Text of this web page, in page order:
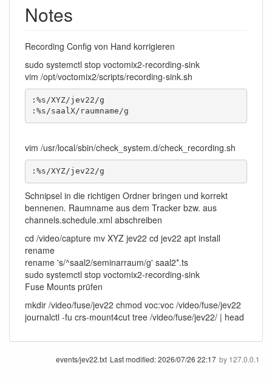
Notes
Recording Config von Hand korrigieren
sudo systemctl stop voctomix2-recording-sink
vim /opt/voctomix2/scripts/recording-sink.sh
:%s/XYZ/jev22/g
:%s/saalX/raumname/g
vim /usr/local/sbin/check_system.d/check_recording.sh
:%s/XYZ/jev22/g
Schnipsel in die richtigen Ordner bringen und korrekt
bennenen. Raumname aus dem Tracker bzw. aus
channels.schedule.xml abschreiben
cd /video/capture mv XYZ jev22 cd jev22 apt install
rename
rename 's/^saal2/seminarraum/g' saal2*.ts
sudo systemctl stop voctomix2-recording-sink
Fuse Mounts prüfen
mkdir /video/fuse/jev22 chmod voc:voc /video/fuse/jev22
journalctl -fu crs-mount4cut tree /video/fuse/jev22/ | head
events/jev22.txt Last modified:2026/07/26 22:17 by 127.0.0.1